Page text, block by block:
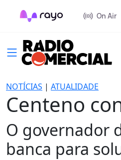
On Air
NOTÍCIAS | ATUALIDADE
Centeno
O governador
banca para